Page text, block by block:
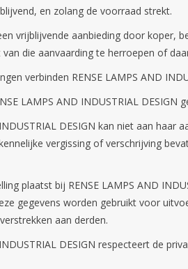
en zolang de voorraad strekt.
vrijblijvende aanbieding door koper,
die aanvaarding te herroepen of
verbinden RENSE LAMPS AND
LAMPS AND INDUSTRIAL
DESIGN kan niet aan
vergissing of verschrijving
plaatst bij RENSE LAMPS AND
gegevens worden gebruikt voor
verstrekken aan derden.
DESIGN respecteert de